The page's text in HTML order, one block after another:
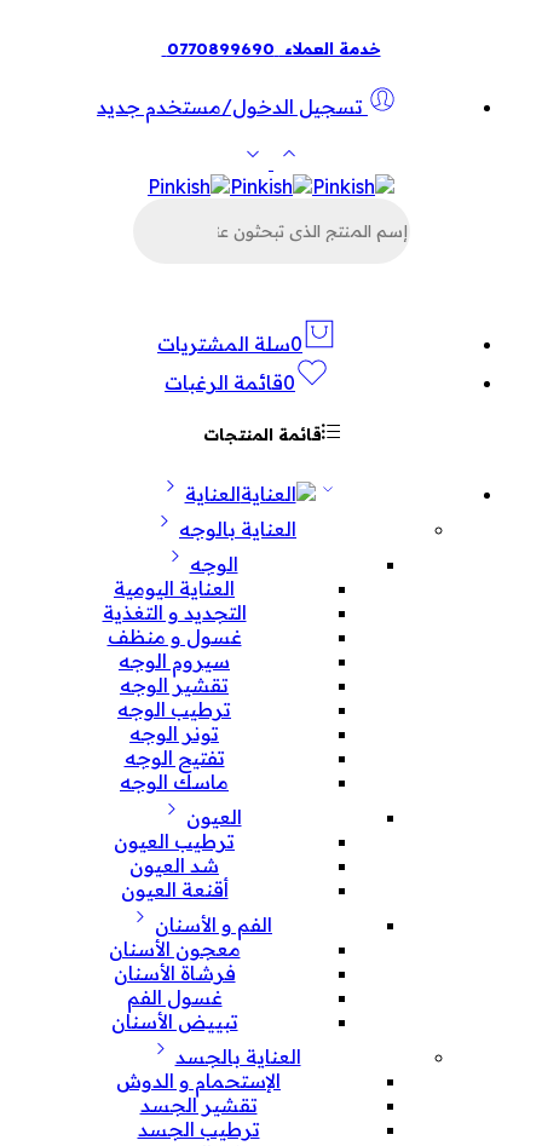
خدمة العملاء 0770899690
تسجيل الدخول/مستخدم جديد
عن
0سلة المشتريات
0قائمة الرغبات
قائمة المنتجات
العناية
العناية بالوجه
الوجه
العناية اليومية
التجديد و التغذية
غسول و منظف
سيروم الوجه
تقشير الوجه
ترطيب الوجه
تونر الوجه
تفتيح الوجه
ماسك الوجه
العيون
ترطيب العيون
شد العيون
أقنعة العيون
الفم و الأسنان
معجون الأسنان
فرشاة الأسنان
غسول الفم
تبييض الأسنان
العناية بالجسد
الإستحمام و الدوش
تقشير الجسد
ترطيب الجسد